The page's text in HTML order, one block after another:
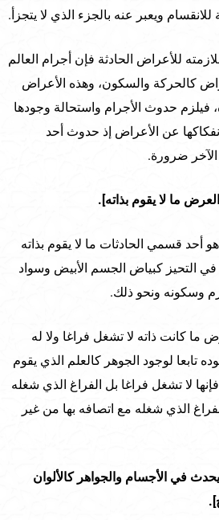
ويعبر عنه بالجزء الذي لا يتجزأ.
للأعراض الحادثة فإن أجرام العالم
كالحركة والسكون، وهذه الأعراض
فيلزم حدوث الأجرام واستحالة وجودها
عن الأعراض إذ حدوث أحد
ضرورة.
ما لا يقوم بذاته].
أحد قسمي الحادثات ما لا يقوم بذاته
في التحيز كبياض الجسم الأبيض وسواد
وسكونه ونحو ذلك.
كانت ذاته لا تشغل فراغا ولا له
تابعا لوجود الجوهر كالعلم الذي يقوم
لا تشغل فراغا بل الفراغ الذي شغله
الذي شغله مع اتصافه بها من غير
في الأجسام والجواهر كالألوان